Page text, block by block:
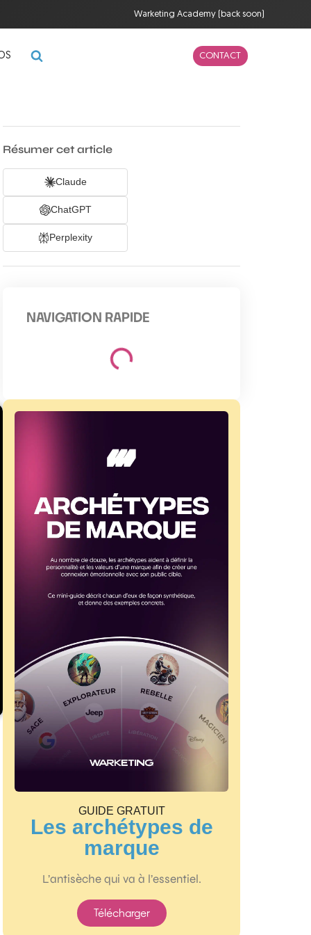
Warketing Academy (back soon)
CONTACT
Résumer cet article
Claude
ChatGPT
Perplexity
NAVIGATION RAPIDE
GUIDE GRATUIT
Les archétypes de
marque
L’antisèche qui va à l’essentiel.
Télécharger